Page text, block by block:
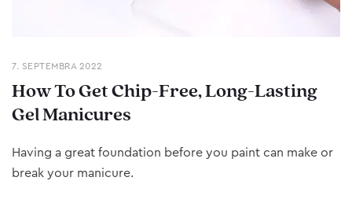
7. SEPTEMBRA 2022
How To Get Chip-Free, Long-Lasting
Gel Manicures
Having a great foundation before you paint can make or
break your manicure.